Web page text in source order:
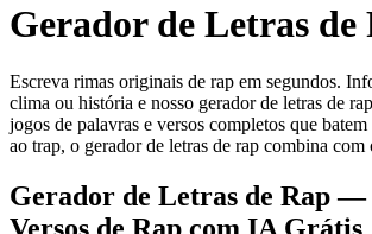
Gerador de Letras de
Escreva rimas originais de rap em segundos.
clima ou história e nosso gerador de letras de
jogos de palavras e versos completos que
ao trap, o gerador de letras de rap combina com
Gerador de Letras de Rap —